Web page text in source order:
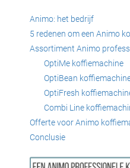
Animo: het bedrijf
5 redenen om een Animo
Assortiment Animo
OptiMe koffiemachine
OptiBean
OptiFresh
Combi Line
Offerte voor Animo
Conclusie
te
Hierdoor